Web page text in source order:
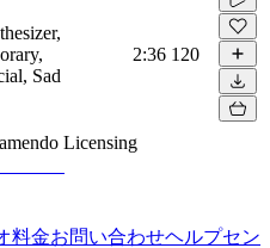
Sad
2:36 120
Licensing
料金お問い合わせヘルプセン